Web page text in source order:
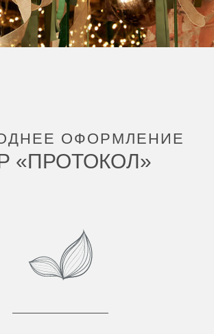
ОФОРМЛЕНИЕ
«ПРОТОКОЛ»